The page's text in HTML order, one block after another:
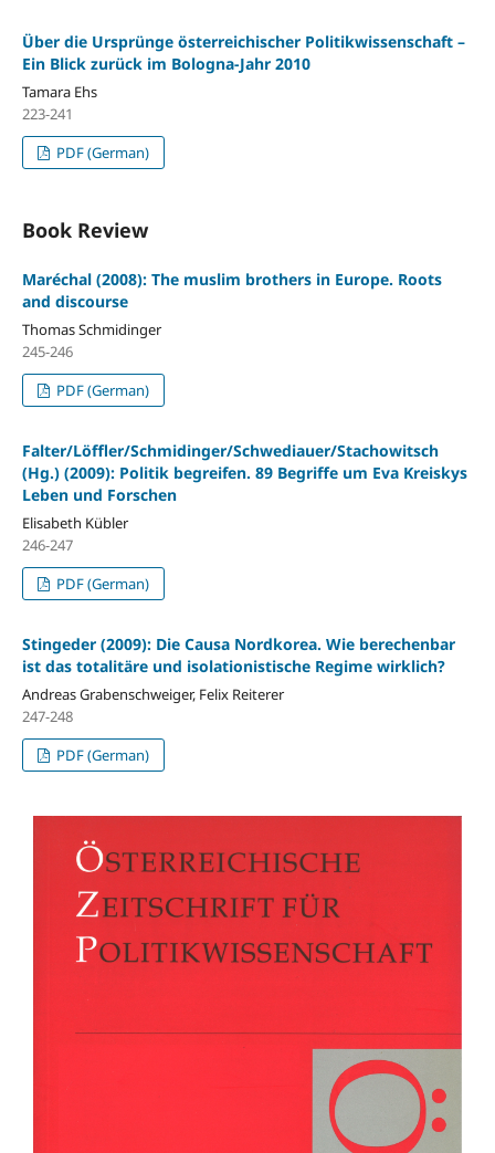
Über die Ursprünge österreichischer Politikwissenschaft –
Ein Blick zurück im Bologna-Jahr 2010
Tamara Ehs
223-241
PDF (German)
Book Review
Maréchal (2008): The muslim brothers in Europe. Roots
and discourse
Thomas Schmidinger
245-246
PDF (German)
Falter/Löffler/Schmidinger/Schwediauer/Stachowitsch
(Hg.) (2009): Politik begreifen. 89 Begriffe um Eva Kreiskys
Leben und Forschen
Elisabeth Kübler
246-247
PDF (German)
Stingeder (2009): Die Causa Nordkorea. Wie berechenbar
ist das totalitäre und isolationistische Regime wirklich?
Andreas Grabenschweiger, Felix Reiterer
247-248
PDF (German)